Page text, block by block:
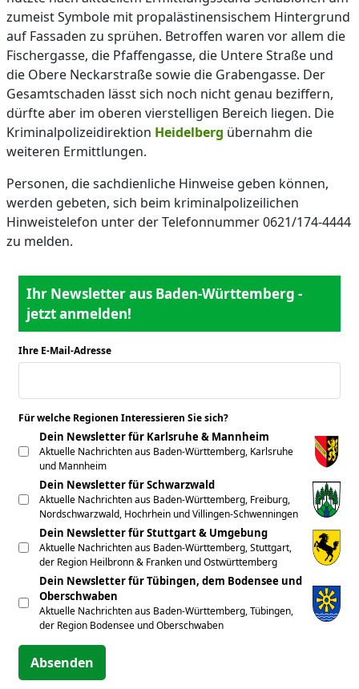
zumeist Symbole mit propalästinensischem Hintergrund
auf Fassaden zu sprühen. Betroffen waren vor allem die
Fischergasse, die Pfaffengasse, die Untere Straße und
die Obere Neckarstraße sowie die Grabengasse. Der
Gesamtschaden lässt sich noch nicht genau beziffern,
dürfte aber im oberen vierstelligen Bereich liegen. Die
Kriminalpolizeidirektion Heidelberg übernahm die
weiteren Ermittlungen.
Personen, die sachdienliche Hinweise geben können,
werden gebeten, sich beim kriminalpolizeilichen
Hinweistelefon unter der Telefonnummer 0621/174-4444
zu melden.
Ihr Newsletter aus Baden-Württemberg -
jetzt anmelden!
Ihre E-Mail-Adresse
Für welche Regionen Interessieren Sie sich?
Dein Newsletter für Karlsruhe & Mannheim
Aktuelle Nachrichten aus Baden-Württemberg, Karlsruhe
und Mannheim
Dein Newsletter für Schwarzwald
Aktuelle Nachrichten aus Baden-Württemberg, Freiburg,
Nordschwarzwald, Hochrhein und Villingen-Schwenningen
Dein Newsletter für Stuttgart & Umgebung
Aktuelle Nachrichten aus Baden-Württemberg, Stuttgart,
der Region Heilbronn & Franken und Ostwürttemberg
Dein Newsletter für Tübingen, dem Bodensee und
Oberschwaben
Aktuelle Nachrichten aus Baden-Württemberg, Tübingen,
der Region Bodensee und Oberschwaben
Absenden